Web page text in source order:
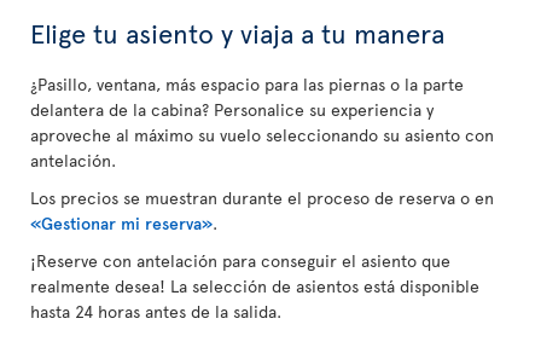
Elige tu asiento y viaja a tu manera
¿Pasillo, ventana, más espacio para las piernas o la parte
delantera de la cabina? Personalice su experiencia y
aproveche al máximo su vuelo seleccionando su asiento con
antelación.
Los precios se muestran durante el proceso de reserva o en
«Gestionar mi reserva».
¡Reserve con antelación para conseguir el asiento que
realmente desea! La selección de asientos está disponible
hasta 24 horas antes de la salida.